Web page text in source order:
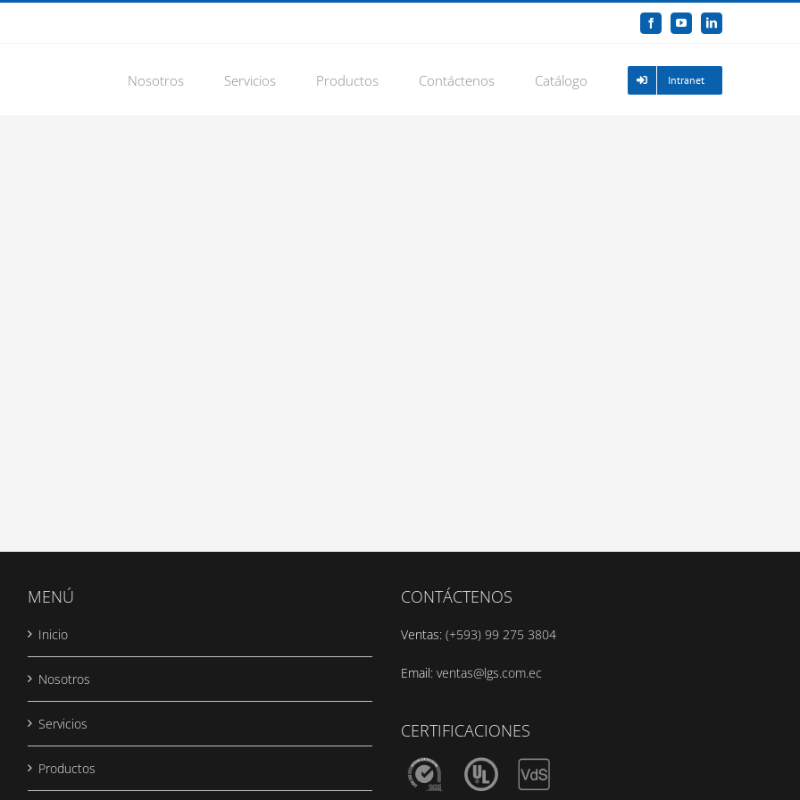
FacebookYouTubeLinkedIn
Nosotros Servicios Productos Contáctenos Catálogo Intranet
MENÚ
Inicio
Nosotros
Servicios
Productos
CONTÁCTENOS
Ventas: (+593) 99 275 3804
Email: ventas@lgs.com.ec
CERTIFICACIONES